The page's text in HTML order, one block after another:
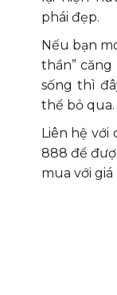
phái đẹp.
Nếu bạn
thần”
sống thì
thể bỏ qua.
Liên hệ
888 để
mua với